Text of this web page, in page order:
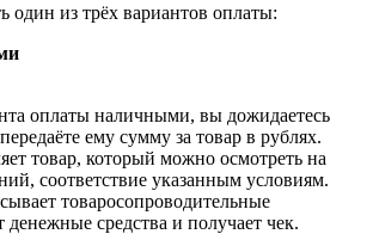
один из трёх вариантов оплаты:
оплаты наличными, вы дожидаетесь
ему сумму за товар в рублях.
товар, который можно осмотреть на
соответствие указанным условиям.
товаросопроводительные
средства и получает чек.